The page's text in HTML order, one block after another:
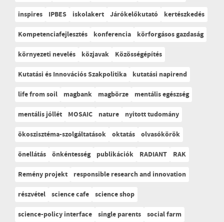
inspires
IPBES iskolakert Járókelőkutató
kertészkedés
Kompetenciafejlesztés
konferencia
körforgásos gazdaság
környezeti nevelés
közjavak
Közösségépítés
Kutatási és Innovációs Szakpolitika
kutatási napirend
life from soil
magbank magbörze
mentális egészség
mentális jóllét
MOSAIC nature
nyitott tudomány
ökoszisztéma-szolgáltatások oktatás olvasókörök
önellátás önkéntesség publikációk RADIANT
RAK
Remény projekt
responsible research and innovation
részvétel science cafe science shop
science-policy interface single parents social farm